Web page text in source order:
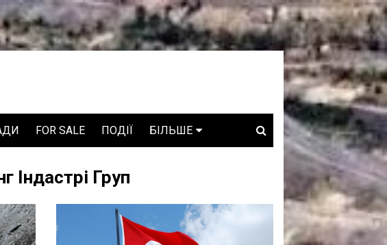
FOR SALE ПОДІЇ БІЛЬШЕ
WHO IS WHO
ПРОЗОРІ НАДРА
Індастрі Груп